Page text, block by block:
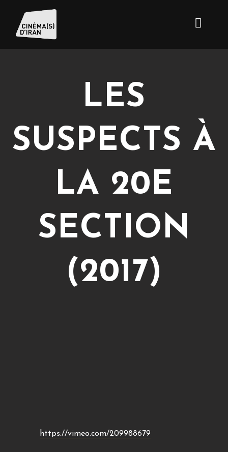
LES
SUSPECTS À
LA 20E
SECTION
(2017)
https://vimeo.com/209988679